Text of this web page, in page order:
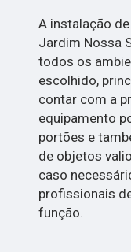
A instalação
Jardim Nossa
todos os
escolhido,
contar com a
equipamento
portões e
de objetos
caso
profissionais
função.